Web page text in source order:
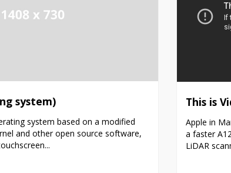
system)
system based on a modified
and other open source software,
This is
Apple in
a faster
LiDAR